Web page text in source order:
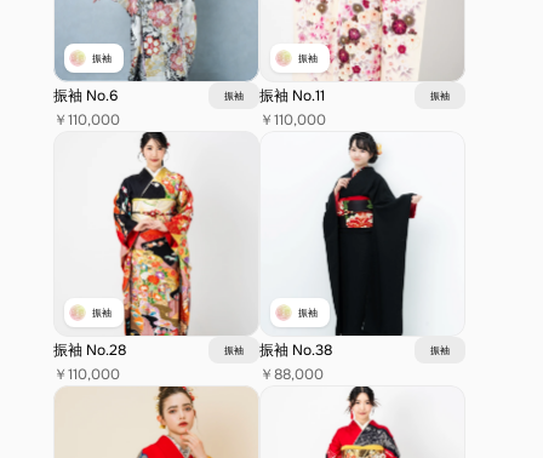
振袖
振袖 No.6 振袖
￥110,000
振袖
振袖 No.11 振袖
￥110,000
振袖
振袖 No.28 振袖
￥110,000
振袖
振袖 No.38 振袖
￥88,000